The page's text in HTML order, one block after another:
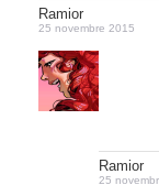
Ramior
25 novembre 2015
Ramior
25